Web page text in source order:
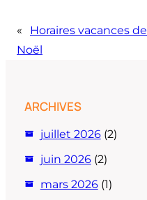
«
Horaires vacances de
Noël
ARCHIVES
juillet 2026(2)
juin 2026(2)
mars 2026(1)